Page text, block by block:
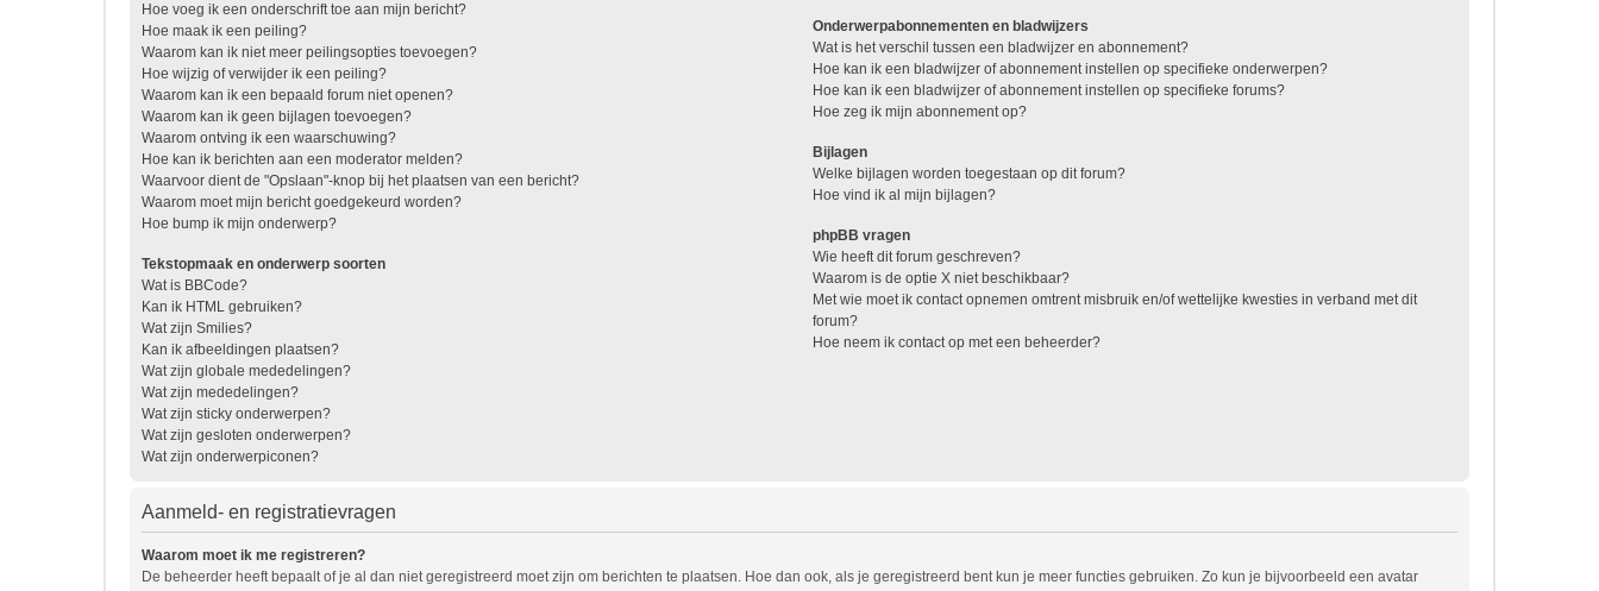
Hoe voeg ik een onderschrift toe aan mijn bericht?
Hoe maak ik een peiling?
Waarom kan ik niet meer peilingsopties toevoegen?
Hoe wijzig of verwijder ik een peiling?
Waarom kan ik een bepaald forum niet openen?
Waarom kan ik geen bijlagen toevoegen?
Waarom ontving ik een waarschuwing?
Hoe kan ik berichten aan een moderator melden?
Waarvoor dient de "Opslaan"-knop bij het plaatsen van een bericht?
Waarom moet mijn bericht goedgekeurd worden?
Hoe bump ik mijn onderwerp?
Tekstopmaak en onderwerp soorten
Wat is BBCode?
Kan ik HTML gebruiken?
Wat zijn Smilies?
Kan ik afbeeldingen plaatsen?
Wat zijn globale mededelingen?
Wat zijn mededelingen?
Wat zijn sticky onderwerpen?
Wat zijn gesloten onderwerpen?
Wat zijn onderwerpiconen?
Onderwerpabonnementen en bladwijzers
Wat is het verschil tussen een bladwijzer en abonnement?
Hoe kan ik een bladwijzer of abonnement instellen op specifieke onderwerpen?
Hoe kan ik een bladwijzer of abonnement instellen op specifieke forums?
Hoe zeg ik mijn abonnement op?
Bijlagen
Welke bijlagen worden toegestaan op dit forum?
Hoe vind ik al mijn bijlagen?
phpBB vragen
Wie heeft dit forum geschreven?
Waarom is de optie X niet beschikbaar?
Met wie moet ik contact opnemen omtrent misbruik en/of wettelijke kwesties in verband met dit
forum?
Hoe neem ik contact op met een beheerder?
Aanmeld- en registratievragen
Waarom moet ik me registreren?
De beheerder heeft bepaalt of je al dan niet geregistreerd moet zijn om berichten te plaatsen. Hoe dan ook, als je geregistreerd bent kun je meer functies gebruiken. Zo kun je bijvoorbeeld een avatar